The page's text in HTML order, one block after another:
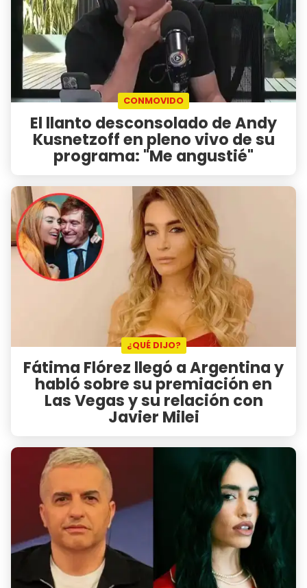
CONMOVIDO
El llanto desconsolado de Andy
Kusnetzoff en pleno vivo de su
programa: "Me angustié"
¿QUÉ DIJO?
Fátima Flórez llegó a Argentina y
habló sobre su premiación en
Las Vegas y su relación con
Javier Milei